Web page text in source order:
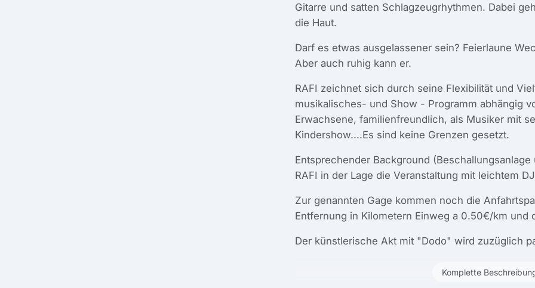
Gitarre und satten Schlagzeugrhythmen. Dabei
die Haut.
Darf es etwas ausgelassener sein? Feierlaune
Aber auch ruhig kann er.
RAFI zeichnet sich durch seine Flexibilität und
musikalisches- und Show - Programm abhängig
Erwachsene, familienfreundlich, als Musiker mit
Kindershow....Es sind keine Grenzen gesetzt.
Entsprechender Background
RAFI in der Lage die Veranstaltung mit leichtem
Zur genannten Gage kommen noch die
Entfernung in Kilometern Einweg a 0.50€/km und
Der künstlerische Akt mit "Dodo" wird zuzüglich
Komplette